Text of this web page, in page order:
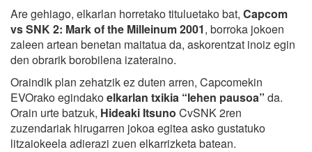
Are gehiago, elkarlan horretako tituluetako bat, Capcom
vs SNK 2: Mark of the Milleinum 2001, borroka jokoen
zaleen artean benetan maitatua da, askorentzat inoiz egin
den obrarik borobilena izateraino.
Oraindik plan zehatzik ez duten arren, Capcomekin
EVOrako egindakoelkarlan txikia “lehen pausoa” da.
Orain urte batzuk, Hideaki Itsuno CvSNK 2ren
zuzendariak hirugarren jokoa egitea asko gustatuko
litzaiokeela adierazi zuen elkarrizketa batean.